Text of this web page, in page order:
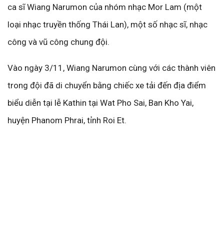
ca sĩ Wiang Narumon của nhóm nhạc Mor Lam (một
loại nhạc truyền thống Thái Lan), một số nhạc sĩ, nhạc
công và vũ công chung đội.
Vào ngày 3/11, Wiang Narumon cùng với các thành viên
trong đội đã di chuyển bằng chiếc xe tải đến địa điểm
biểu diễn tại lễ Kathin tại Wat Pho Sai, Ban Kho Yai,
huyện Phanom Phrai, tỉnh Roi Et.